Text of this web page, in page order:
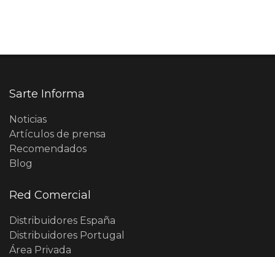
Sarte Informa
Noticias
Artículos de prensa
Recomendados
Blog
Red Comercial
Distribuidores España
Distribuidores Portugal
Área Privada